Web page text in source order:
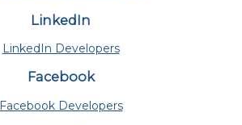
LinkedIn
LinkedIn Developers
Facebook
Facebook Developers